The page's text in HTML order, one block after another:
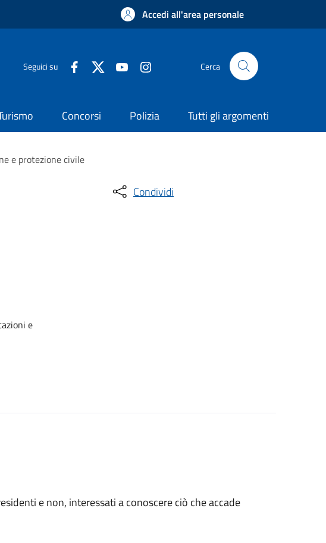
Accedi all'area personale
Seguici su Cerca
Concorsi Polizia Tutti gli argomenti
e protezione civile
e
Condividi
e non, interessati a conoscere ciò che accade